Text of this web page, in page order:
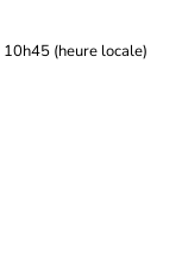
10h45 (heure locale)